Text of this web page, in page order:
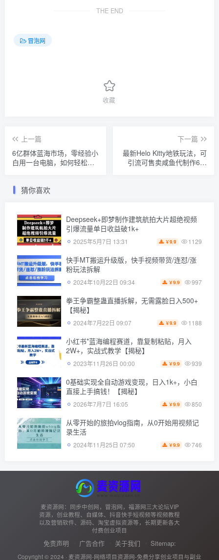
THE END
冒泡网
收藏
上一篇
6亿群体蓝海市场，零经验小
白用一台电脑，如何轻松月
下一篇
最新Helo Kitty地铁玩法，可
引流可售卖咸鱼代制作6到
猜你喜欢
Deepseek+即梦制作建筑航拍大片超绝视频
引爆流量单日收益破1k+
2025年5月7日 13:31 ￥9.9 1129
快手MT搬运升级版，快手视频带货/连怼/涨
粉玩法拆解
2024年10月22日 09:34 ￥9.9 997
拳王争霸整蛊直播拆解，无需露脸日入500+
【揭秘】
2024年7月22日 09:07 ￥9.9 1188
小红书*蓝海编程赛道，靠复制粘贴，月入
2W+，实战式教学【揭秘】
2023年11月26日 00:00 ￥9.9 939
0基础实现全自动游戏变现，日入1k+，小白
直接上手搞钱！【揭秘】
2026年7月7日 16:05 ￥9.9 850
从零开始的旅拍vlog指南，从0开始用视频记
录生活
2024年11月25日 07:50 ￥9.9 746
麦资源网：同步中创网，冒泡网，福源网三大论坛VIP
资源，创业教程、自媒体、抖音快手短视频等视频教程
以及营销软件、源码、淘宝虚拟资源等，长期更新各大
付费创业项目
免责声明 广告合作 关于我们 Sitemap:
Copyright © 2024 · 麦资源网-网络项目资源网-免费分享创业项目与副业